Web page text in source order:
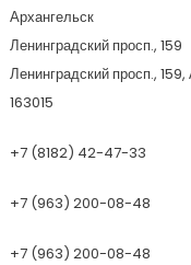
Архангельск
Ленинградский просп., 159
Ленинградский просп.,
163015
+7 (8182) 42-47-33
+7 (963) 200-08-48
+7 (963) 200-08-48